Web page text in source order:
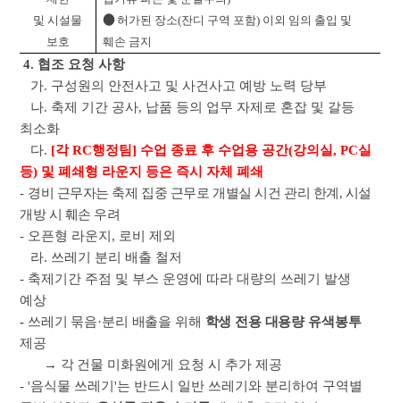
및 시설물
보호
●허가된 장소(잔디 구역 포함) 이외 임의 출입 및
훼손 금지
4. 협조 요청 사항
가. 구성원의 안전사고 및 사건사고 예방 노력 당부
나. 축제 기간 공사, 납품 등의 업무 자제로 혼잡 및 갈등
최소화
다. [각 RC행정팀] 수업 종료 후 수업용 공간(강의실, PC실
등) 및 폐쇄형 라운지 등은 즉시 자체 폐쇄
- 경비 근무자는 축제 집중 근무로 개별실 시건 관리 한계, 시설
개방 시 훼손 우려
- 오픈형 라운지, 로비 제외
라. 쓰레기 분리 배출 철저
- 축제기간 주점 및 부스 운영에 따라 대량의 쓰레기 발생
예상
- 쓰레기 묶음·분리 배출을 위해 학생 전용 대용량 유색봉투
제공
→ 각 건물 미화원에게 요청 시 추가 제공
- '음식물 쓰레기'는 반드시 일반 쓰레기와 분리하여 구역별